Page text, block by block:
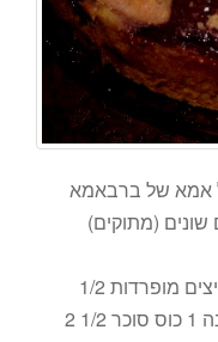
אמא של ברבאמא
שונים (מתוקים)
סוכר+רום+וניל+קוניאק+קינמון 5 ביצים מופרדות 1/2
כוס סוכר 200 גרם חמאה / מרגרינה 1 כוס סוכר 1/2 2